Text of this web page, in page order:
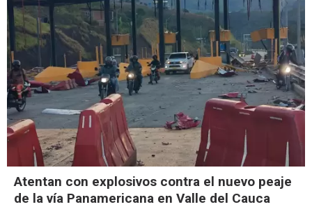
Atentan con explosivos contra el nuevo peaje
de la vía Panamericana en Valle del Cauca